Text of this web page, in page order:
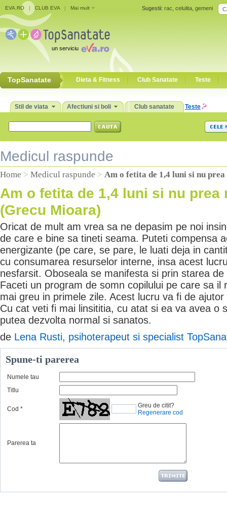
Sugestii: rac,celulita,gemeni
EVA.RO | CLUB EVA | Mai mult
un serviciu
TopSanatate Dieta & Fitness Club Sanatate Teste
Stil de viata Afectiuni si boli Club sanatate Teste
Medicul raspunde
Home > Medicul raspunde > Am o fetita de 1,4 luni si nu
Am o fetita de 1,4 luni si nu prea
(Grecu Mioara)
Oricat de mult am vrea sa ne depasim pe noi
de care e bine sa tineti seama. Puteti compensa
energizante (pe care, se pare, le luati deja in
cu consumarea resurselor interne, insa acest
nesfarsit. Oboseala se manifesta si prin starea
Faceti un program de somn copilului pe care sa il
mai greu in primele zile. Acest lucru va fi de
Cu cat veti fi mai linsititia, cu atat si ea va avea o
putea dezvolta normal si sanatos.
de Lena Rusti, psihoterapeut si specialist
Spune-ti parerea
Numele tau
Titlu
Cod *
Greu de citit?
Regenerare cod
Parerea ta